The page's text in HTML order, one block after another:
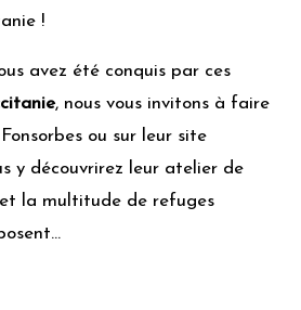
!
avez été conquis par ces
, nous vous invitons à faire
ou sur leur site
y découvrirez leur atelier de
la multitude de refuges